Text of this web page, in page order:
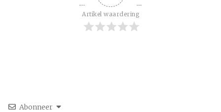
Artikel waardering
Abonneer